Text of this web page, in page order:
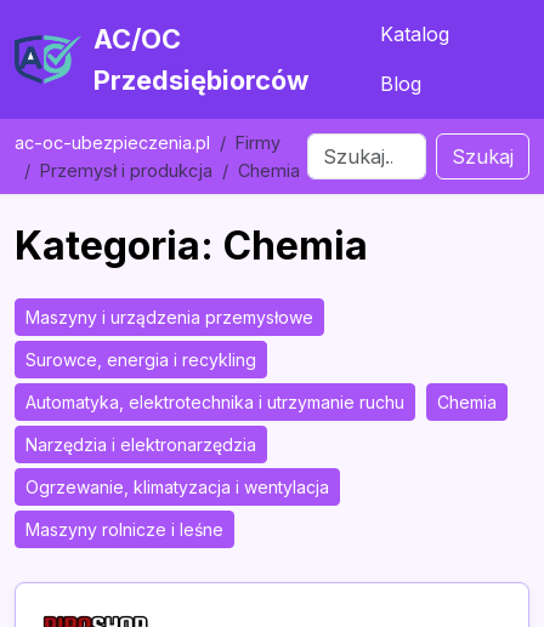
AC/OC
Przedsiębiorców
Katalog
Blog
ac-oc-ubezpieczenia.pl
Firmy
Przemysł i produkcja
Chemia
Szukaj
Kategoria: Chemia
Maszyny i urządzenia przemysłowe
Surowce, energia i recykling
Automatyka, elektrotechnika i utrzymanie ruchu Chemia
Narzędzia i elektronarzędzia
Ogrzewanie, klimatyzacja i wentylacja
Maszyny rolnicze i leśne